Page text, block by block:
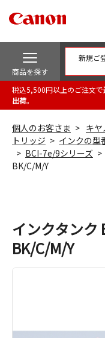
商品を探す
新規ご
税込5,500円以上のご注文で
出荷。
個人のお客さま キ
トリッジ
インクの型
BCI-7e/9シリーズ
BK/C/M/Y
インクタンク
BK/C/M/Y